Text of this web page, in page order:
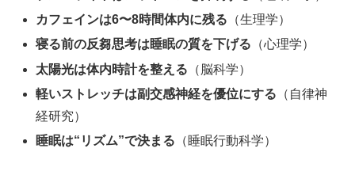
カフェインは6〜8時間体内に残る （生理学）
寝る前の反芻思考は睡眠の質を下げる （心理学）
太陽光は体内時計を整える （脳科学）
軽いストレッチは副交感神経を優位にする （自律神
経研究）
睡眠は“リズム”で決まる （睡眠行動科学）